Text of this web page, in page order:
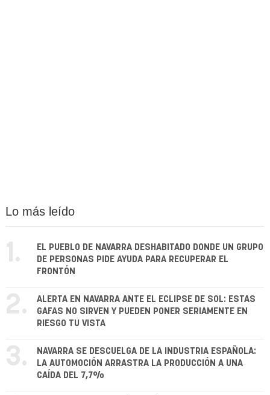
Lo más leído
1.
EL PUEBLO DE NAVARRA DESHABITADO DONDE UN GRUPO
DE PERSONAS PIDE AYUDA PARA RECUPERAR EL
FRONTÓN
2.
ALERTA EN NAVARRA ANTE EL ECLIPSE DE SOL: ESTAS
GAFAS NO SIRVEN Y PUEDEN PONER SERIAMENTE EN
RIESGO TU VISTA
3.
NAVARRA SE DESCUELGA DE LA INDUSTRIA ESPAÑOLA:
LA AUTOMOCIÓN ARRASTRA LA PRODUCCIÓN A UNA
CAÍDA DEL 7,7%